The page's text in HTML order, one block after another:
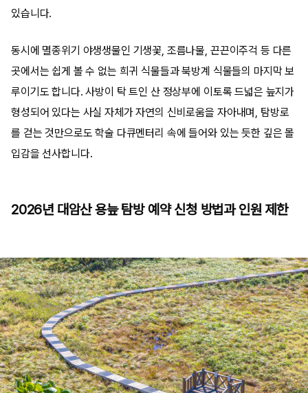
있습니다.
동시에 멸종위기 야생생물인 기생꽃, 조름나물, 끈끈이주걱 등 다른
곳에서는 쉽게 볼 수 없는 희귀 식물들과 북방계 식물들의 마지막 보
루이기도 합니다. 사방이 탁 트인 산 정상부에 이토록 드넓은 늪지가
형성되어 있다는 사실 자체가 자연의 신비로움을 자아내며, 탐방로
를 걷는 것만으로도 학술 다큐멘터리 속에 들어와 있는 듯한 깊은 몰
입감을 선사합니다.
2026년 대암산 용늪 탐방 예약 신청 방법과 인원 제한